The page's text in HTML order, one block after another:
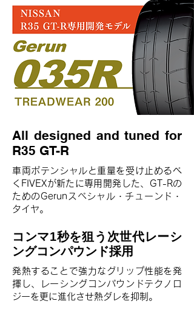
All designed and tuned for
R35 GT-R
車両ポテンシャルと重量を受け止めるべ
くFIVEXが新たに専用開発した、GT-Rの
ためのGerunスペシャル・チューンド・
タイヤ。
コンマ1秒を狙う次世代レーシ
ングコンパウンド採用
発熱することで強力なグリップ性能を発
揮し、レーシングコンパウンドテクノロ
ジーを更に進化させ熱ダレを抑制。